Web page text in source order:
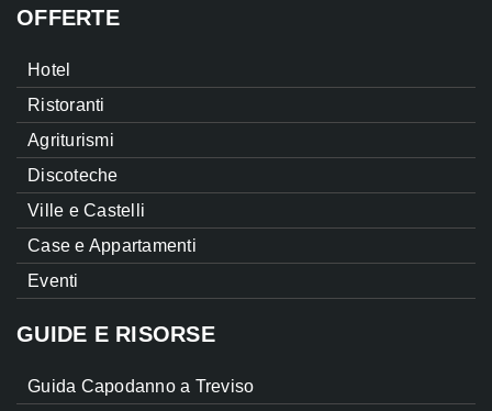
OFFERTE
Hotel
Ristoranti
Agriturismi
Discoteche
Ville e Castelli
Case e Appartamenti
Eventi
GUIDE E RISORSE
Guida Capodanno a Treviso